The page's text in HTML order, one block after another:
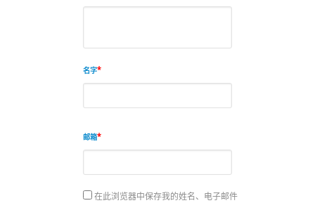
名字
邮箱
在此浏览器中保存我的姓名、电子邮件